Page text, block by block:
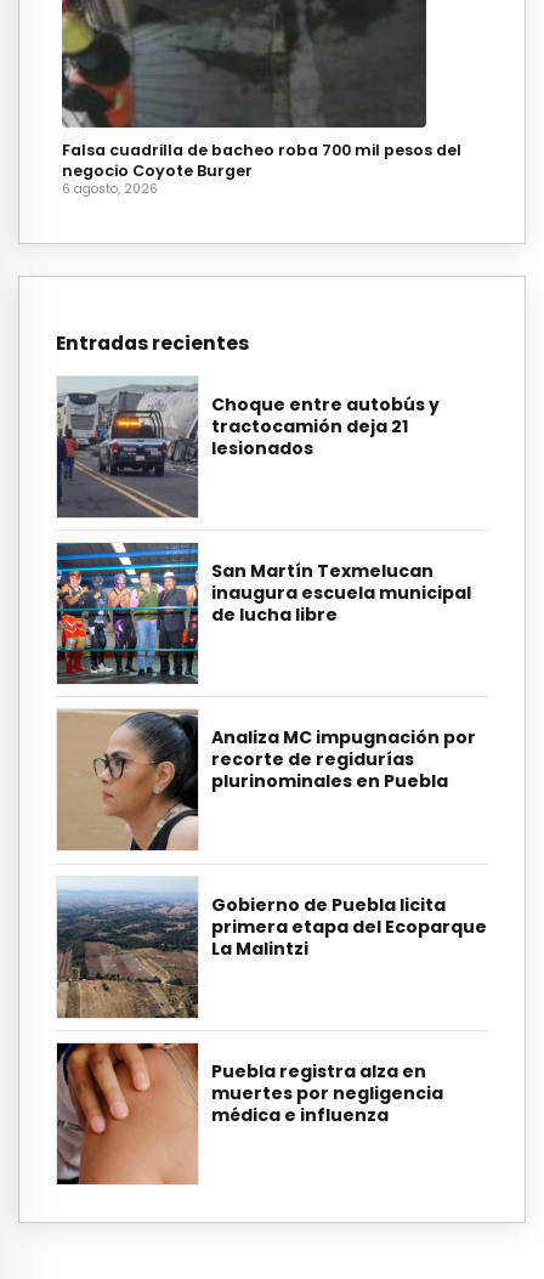
Falsa cuadrilla de bacheo roba 700 mil pesos del
negocio Coyote Burger
6 agosto, 2026
Entradas recientes
Choque entre autobús y
tractocamión deja 21
lesionados
San Martín Texmelucan
inaugura escuela municipal
de lucha libre
Analiza MC impugnación por
recorte de regidurías
plurinominales en Puebla
Gobierno de Puebla licita
primera etapa del Ecoparque
La Malintzi
Puebla registra alza en
muertes por negligencia
médica e influenza